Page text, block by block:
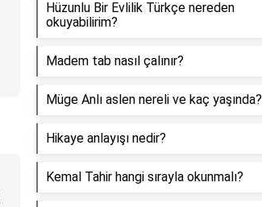
Hüzunlu Bir Evlilik Türkçe nereden
okuyabilirim?
Madem tab nasıl çalınır?
Müge Anlı aslen nereli ve kaç yaşında?
Hikaye anlayışı nedir?
Kemal Tahir hangi sırayla okunmalı?